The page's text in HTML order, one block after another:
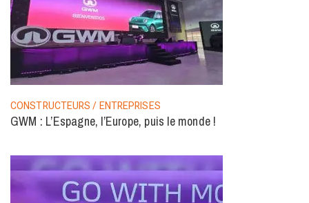
CONSTRUCTEURS / ENTREPRISES
GWM : L’Espagne, l’Europe, puis le monde !